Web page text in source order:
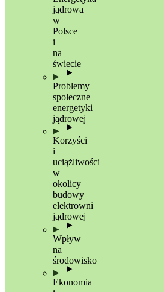
jądrowa
w
Polsce
i
na
świecie
Problemy
społeczne
energetyki
jądrowej
Korzyści
i
uciążliwości
w
okolicy
budowy
elektrowni
jądrowej
Wpływ
na
środowisko
Ekonomia